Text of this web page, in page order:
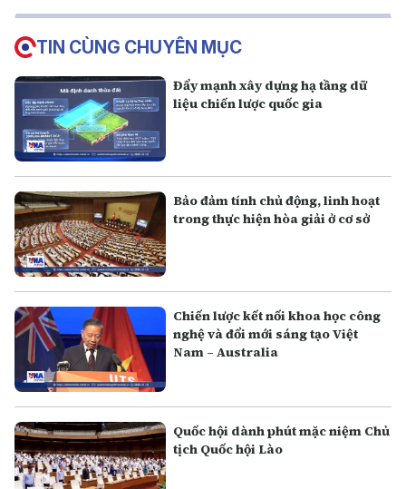
TIN CÙNG CHUYÊN MỤC
Đẩy mạnh xây dựng hạ tầng dữ
liệu chiến lược quốc gia
Bảo đảm tính chủ động, linh hoạt
trong thực hiện hòa giải ở cơ sở
Chiến lược kết nối khoa học công
nghệ và đổi mới sáng tạo Việt
Nam – Australia
Quốc hội dành phút mặc niệm Chủ
tịch Quốc hội Lào